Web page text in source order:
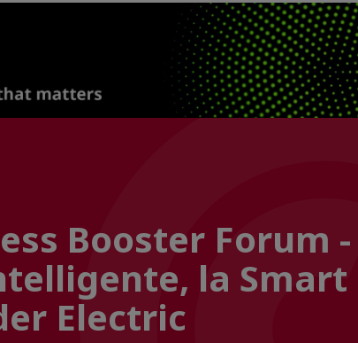
Booster Forum -
la Smart
Electric